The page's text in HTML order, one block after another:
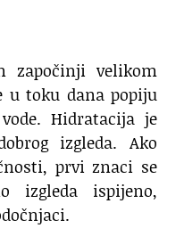
započinji velikom
u toku dana popiju
Hidratacija je
izgleda. Ako
prvi znaci se
izgleda ispijeno,